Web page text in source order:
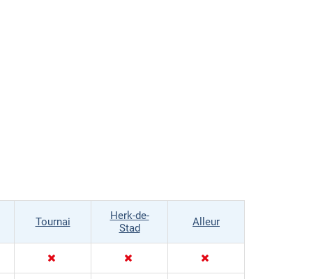
Tournai
Herk-de-
Stad
Alleur